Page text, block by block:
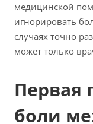
медицинской
игнорировать
случаях точно
может только
Первая
боли